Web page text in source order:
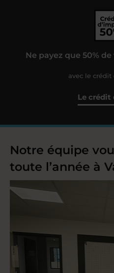
Ne payez que 50%
avec le crédit
Le
Notre équipe
toute l’année à